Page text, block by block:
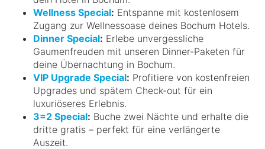
Wellness Special: Entspanne mit kostenlosem
Zugang zur Wellnessoase deines Bochum Hotels.
Dinner Special: Erlebe unvergessliche
Gaumenfreuden mit unseren Dinner-Paketen für
deine Übernachtung in Bochum.
VIP Upgrade Special: Profitiere von kostenfreien
Upgrades und spätem Check-out für ein
luxuriöseres Erlebnis.
3=2 Special: Buche zwei Nächte und erhalte die
dritte gratis – perfekt für eine verlängerte
Auszeit.